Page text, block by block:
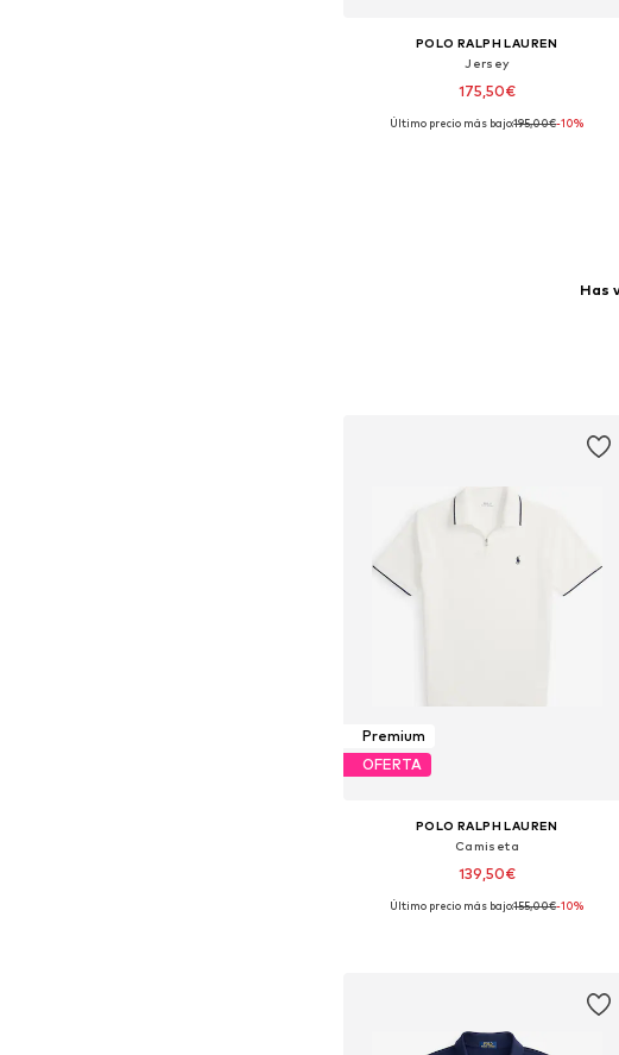
POLO RALPH LAUREN
Jersey
175,50€
Tallas disponibles: XXL
Último precio más bajo:195,00€-10%
Has
Premium
OFERTA
POLO RALPH LAUREN
Camiseta
139,50€
Tallas disponibles: S, M, L, XL, XXL
Último precio más bajo:155,00€-10%